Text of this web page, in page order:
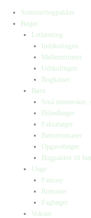
Sommerbogpakker
Bøger
Letlæsning
Indskolingen
Mellemtrinnet
Udskolingen
Bogkasser
Børn
Små
Billedbøger
Faktabøger
Børneromaner
Opgavebøger
Bogpakker til
Unge
Fantasy
Romaner
Fagbøger
Voksne